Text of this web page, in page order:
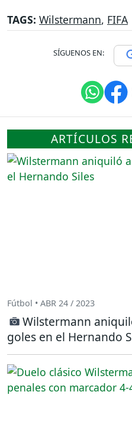
TAGS: Wilstermann, FIFA
SÍGUENOS EN:
ARTÍCULOS
Fútbol • ABR 24 / 2023
Wilstermann
goles en el Hernando